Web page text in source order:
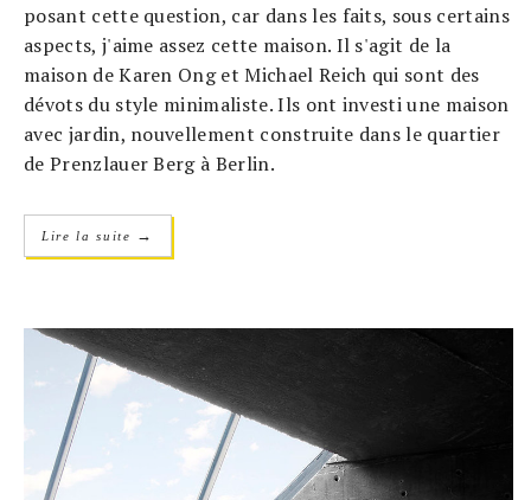
posant cette question, car dans les faits, sous certains
aspects, j'aime assez cette maison. Il s'agit de la
maison de Karen Ong et Michael Reich qui sont des
dévots du style minimaliste. Ils ont investi une maison
avec jardin, nouvellement construite dans le quartier
de Prenzlauer Berg à Berlin.
Lire la suite →